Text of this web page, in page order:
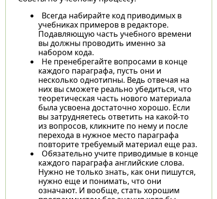
Всегда набирайте код приводимых в
учебниках примеров в редакторе.
Подавляющую часть учебного времени
вы должны проводить именно за
набором кода.
Не пренебрегайте вопросами в конце
каждого параграфа, пусть они и
несколько однотипны. Ведь отвечая на
них вы сможете реально убедиться, что
теоретическая часть нового материала
была усвоена достаточно хорошо. Если
вы затрудняетесь ответить на какой-то
из вопросов, кликните по нему и после
перехода в нужное место параграфа
повторите требуемый материал еще раз.
Обязательно учите приводимые в конце
каждого параграфа английские слова.
Нужно не только знать, как они пишутся,
нужно еще и понимать, что они
означают. И вообще, стать хорошим